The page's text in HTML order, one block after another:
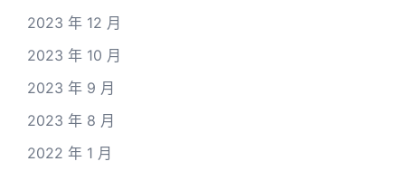
2023 年 12 月
2023 年 10 月
2023 年 9 月
2023 年 8 月
2022 年 1 月